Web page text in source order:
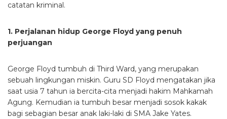
catatan kriminal.
1. Perjalanan hidup George Floyd yang penuh
perjuangan
George Floyd tumbuh di Third Ward, yang merupakan
sebuah lingkungan miskin. Guru SD Floyd mengatakan jika
saat usia 7 tahun ia bercita-cita menjadi hakim Mahkamah
Agung. Kemudian ia tumbuh besar menjadi sosok kakak
bagi sebagian besar anak laki-laki di SMA Jake Yates.